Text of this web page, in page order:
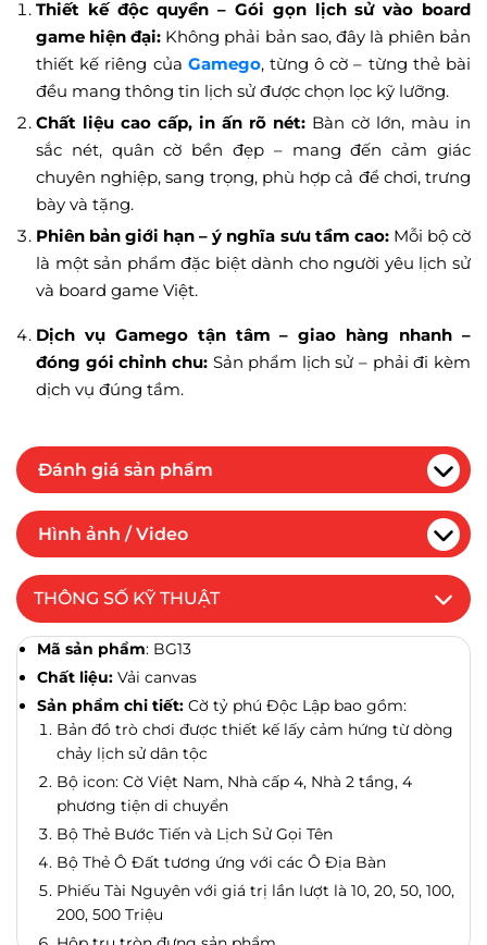
Thiết kế độc quyền – Gói gọn lịch sử vào board
game hiện đại: Không phải bản sao, đây là phiên bản
thiết kế riêng của Gamego, từng ô cờ – từng thẻ bài
đều mang thông tin lịch sử được chọn lọc kỹ lưỡng.
Chất liệu cao cấp, in ấn rõ nét: Bàn cờ lớn, màu in
sắc nét, quân cờ bền đẹp – mang đến cảm giác
chuyên nghiệp, sang trọng, phù hợp cả để chơi, trưng
bày và tặng.
Phiên bản giới hạn – ý nghĩa sưu tầm cao: Mỗi bộ cờ
là một sản phẩm đặc biệt dành cho người yêu lịch sử
và board game Việt.
Dịch vụ Gamego tận tâm – giao hàng nhanh –
đóng gói chỉnh chu: Sản phẩm lịch sử – phải đi kèm
dịch vụ đúng tầm.
Đánh giá sản phẩm
Hình ảnh / Video
THÔNG SỐ KỸ THUẬT
Mã sản phẩm: BG13
Chất liệu: Vải canvas
Sản phẩm chi tiết: Cờ tỷ phú Độc Lập bao gồm:
Bản đồ trò chơi được thiết kế lấy cảm hứng từ dòng
chảy lịch sử dân tộc
Bộ icon: Cờ Việt Nam, Nhà cấp 4, Nhà 2 tầng, 4
phương tiện di chuyển
Bộ Thẻ Bước Tiến và Lịch Sử Gọi Tên
Bộ Thẻ Ô Đất tương ứng với các Ô Địa Bàn
Phiếu Tài Nguyên với giá trị lần lượt là 10, 20, 50, 100,
200, 500 Triệu